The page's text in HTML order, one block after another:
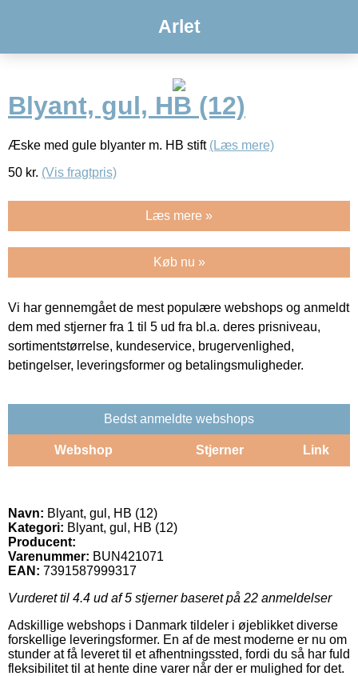
Arlet
Blyant, gul, HB (12)
Æske med gule blyanter m. HB stift (Læs mere)
50 kr. (Vis fragtpris)
Læs mere »
Køb nu »
Vi har gennemgået de mest populære webshops og anmeldt
dem med stjerner fra 1 til 5 ud fra bl.a. deres prisniveau,
sortimentstørrelse, kundeservice, brugervenlighed,
betingelser, leveringsformer og betalingsmuligheder.
Bedst anmeldte webshops
Webshop Stjerner Link
Navn: Blyant, gul, HB (12)
Kategori: Blyant, gul, HB (12)
Producent:
Varenummer: BUN421071
EAN: 7391587999317
Vurderet til 4.4 ud af 5 stjerner baseret på 22 anmeldelser
Adskillige webshops i Danmark tildeler i øjeblikket diverse
forskellige leveringsformer. En af de mest moderne er nu om
stunder at få leveret til et afhentningssted, fordi du så har fuld
fleksibilitet til at hente dine varer når der er mulighed for det.